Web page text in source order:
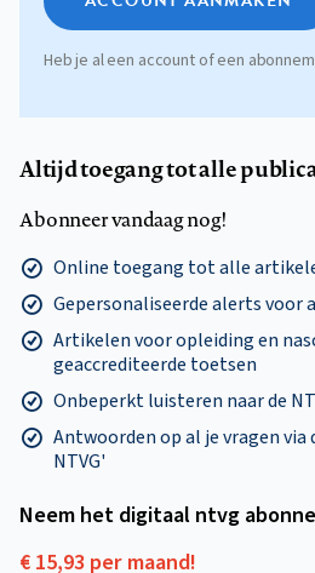
Heb je al een account of een
Altijd toegang tot alle
Abonneer vandaag nog!
Online toegang tot alle
Gepersonaliseerde alerts voor
Artikelen voor opleiding en
geaccrediteerde toetsen
Onbeperkt luisteren naar de
Antwoorden op al je vragen via
NTVG'
Neem het digitaal ntvg
€ 15,93 per maand!